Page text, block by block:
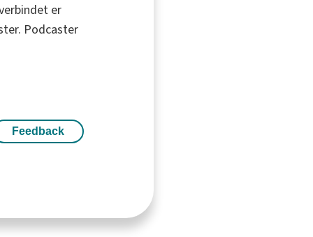
er
Podcaster
Feedback